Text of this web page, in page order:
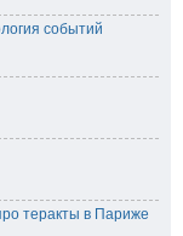
событий
теракты в Париже